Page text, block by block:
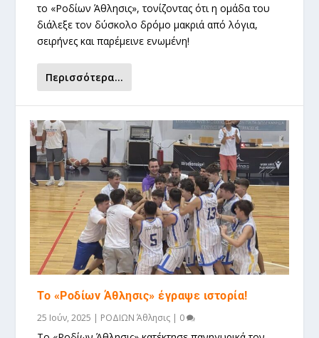
το «Ροδίων Άθλησις», τονίζοντας ότι η ομάδα του
διάλεξε τον δύσκολο δρόμο μακριά από λόγια,
σειρήνες και παρέμεινε ενωμένη!
Περισσότερα...
Το «Ροδίων Άθλησις» έγραψε ιστορία!
25 Ιούν, 2025 | ΡΟΔΙΩΝ Άθλησις | 0